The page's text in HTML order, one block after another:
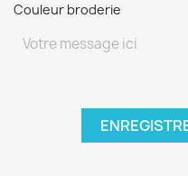
Couleur broderie